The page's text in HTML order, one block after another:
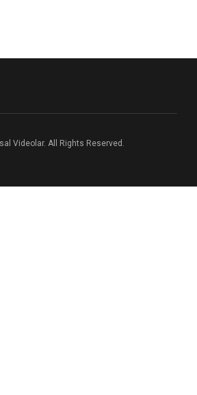
Videolar. All Rights Reserved.